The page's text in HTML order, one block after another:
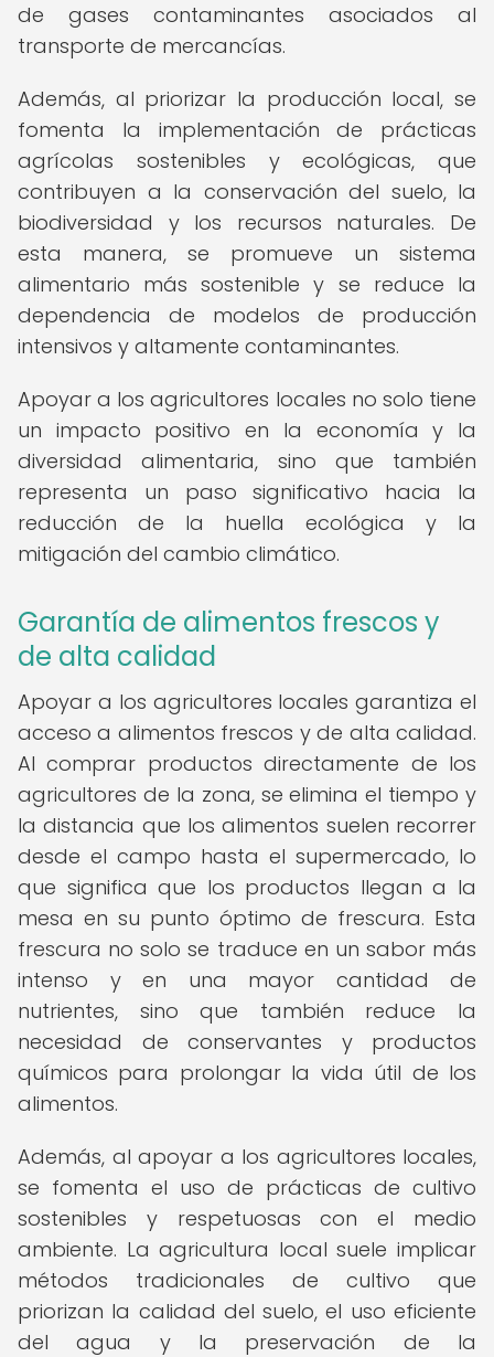
de gases contaminantes asociados al
transporte de mercancías.
Además, al priorizar la producción local, se
fomenta la implementación de prácticas
agrícolas sostenibles y ecológicas, que
contribuyen a la conservación del suelo, la
biodiversidad y los recursos naturales. De
esta manera, se promueve un sistema
alimentario más sostenible y se reduce la
dependencia de modelos de producción
intensivos y altamente contaminantes.
Apoyar a los agricultores locales no solo tiene
un impacto positivo en la economía y la
diversidad alimentaria, sino que también
representa un paso significativo hacia la
reducción de la huella ecológica y la
mitigación del cambio climático.
Garantía de alimentos frescos y
de alta calidad
Apoyar a los agricultores locales garantiza el
acceso a alimentos frescos y de alta calidad.
Al comprar productos directamente de los
agricultores de la zona, se elimina el tiempo y
la distancia que los alimentos suelen recorrer
desde el campo hasta el supermercado, lo
que significa que los productos llegan a la
mesa en su punto óptimo de frescura. Esta
frescura no solo se traduce en un sabor más
intenso y en una mayor cantidad de
nutrientes, sino que también reduce la
necesidad de conservantes y productos
químicos para prolongar la vida útil de los
alimentos.
Además, al apoyar a los agricultores locales,
se fomenta el uso de prácticas de cultivo
sostenibles y respetuosas con el medio
ambiente. La agricultura local suele implicar
métodos tradicionales de cultivo que
priorizan la calidad del suelo, el uso eficiente
del agua y la preservación de la